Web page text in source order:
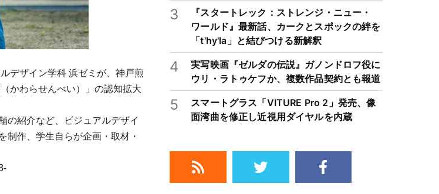
デザイン学科 浜ゼミが、神戸煎
かわらせんべい）」の認知拡大
の紹介など、ビジュアルデザイ
制作、学生自らが企画・取材・
3
『スタートレック：ストレンジ・ニュー・
ワールド』最新話、カークとスポックの絆を
「t'hy'la」と結びつける新解釈
4
実写映画『ゼルダの伝説』ガノンドロフ役に
ウリ・ラトゥケフか、複数作品契約とも報道
5
スマートグラス「VITURE Pro 2」発売、像
面湾曲を修正し近視用ダイヤルを内蔵